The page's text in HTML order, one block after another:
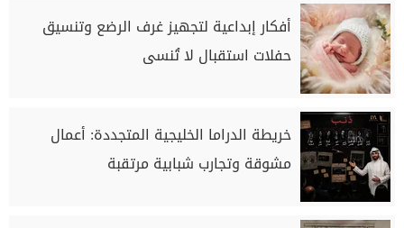
أفكار إبداعية لتجهيز غرف الرضع وتنسيق
حفلات استقبال لا تُنسى
خريطة الدراما الخليجية المتجددة: أعمال
مشوقة وتجارب شبابية مرتقبة